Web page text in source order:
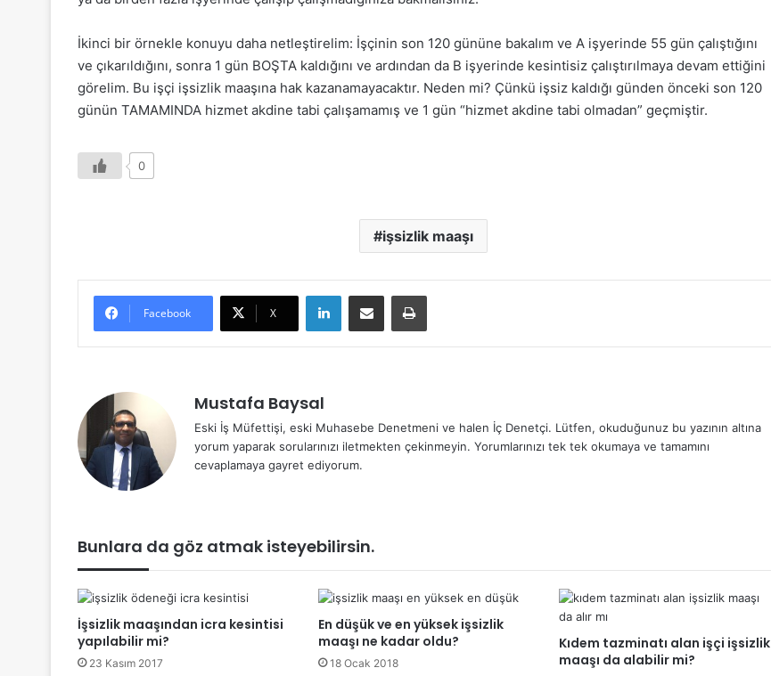
İkinci bir örnekle konuyu daha netleştirelim: İşçinin son 120 gününe bakalım ve A işyerinde 55 gün çalıştığını
ve çıkarıldığını, sonra 1 gün BOŞTA kaldığını ve ardından da B işyerinde kesintisiz çalıştırılmaya devam ettiğini
görelim. Bu işçi işsizlik maaşına hak kazanamayacaktır. Neden mi? Çünkü işsiz kaldığı günden önceki son 120
günün TAMAMINDA hizmet akdine tabi çalışamamış ve 1 gün “hizmet akdine tabi olmadan” geçmiştir.
0
işsizlik maaşı
Facebook X
LinkedInE-Posta ile paylaş Yazdır
Mustafa Baysal
Eski İş Müfettişi, eski Muhasebe Denetmeni ve halen İç Denetçi. Lütfen, okuduğunuz bu yazının altına
yorum yaparak sorularınızı iletmekten çekinmeyin. Yorumlarınızı tek tek okumaya ve tamamını
cevaplamaya gayret ediyorum.
Bunlara da göz atmak isteyebilirsin.
İşsizlik maaşından icra kesintisi
yapılabilir mi?
23 Kasım 2017
En düşük ve en yüksek işsizlik
maaşı ne kadar oldu?
18 Ocak 2018
Kıdem tazminatı alan işçi işsizlik
maaşı da alabilir mi?